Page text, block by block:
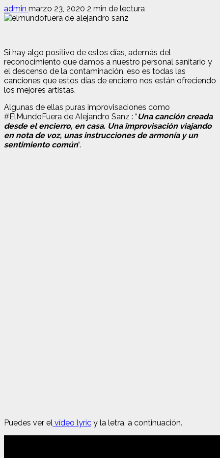
admin marzo 23, 2020 2 min de lectura
Si hay algo positivo de estos días, además del
reconocimiento que damos a nuestro personal sanitario y
el descenso de la contaminación, eso es todas las
canciones que estos días de encierro nos están ofreciendo
los mejores artistas.
Algunas de ellas puras improvisaciones como
#ElMundoFuera de Alejandro Sanz : “Una canción creada
desde el encierro, en casa. Una improvisación viajando
en nota de voz, unas instrucciones de armonía y un
sentimiento común“.
Puedes ver el vídeo lyric y la letra, a continuación.